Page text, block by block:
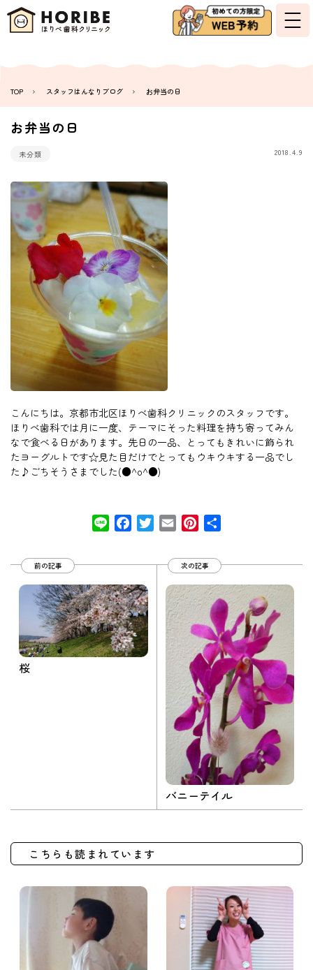
TOP スタッフはんなりブログ お弁当の日
お弁当の日
未分類 2018.4.9
こんにちは。京都市北区ほりべ歯科クリニックのスタッフです。
ほりべ歯科では月に一度、テーマにそった料理を持ち寄ってみん
なで食べる日があります。先日の一品、とってもきれいに飾られ
たヨーグルトです☆見た目だけでとってもウキウキする一品でし
た♪ごちそうさまでした(●^o^●)
Line FacebookTwitter
Email Pinterest
前の記事
桜
次の記事
バニーテイル
こちらも読まれています